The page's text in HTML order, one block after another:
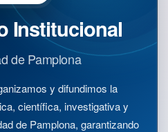
Institucional
de Pamplona
y difundimos la
científica, investigativa y
de Pamplona, garantizando